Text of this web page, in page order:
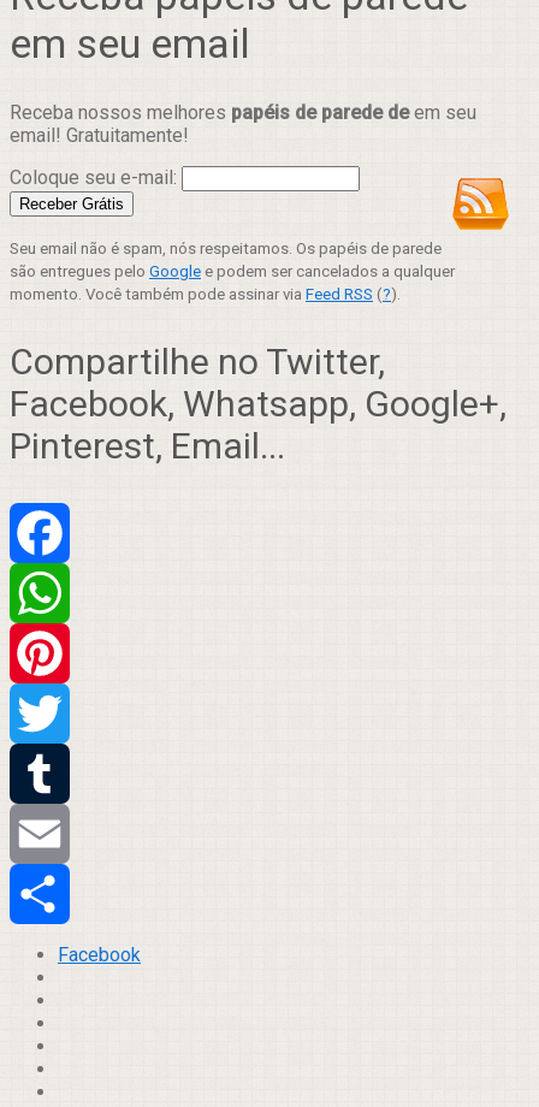
em seu email
Receba nossos melhores papéis de parede deem seu
email! Gratuitamente!
Coloque seu e-mail:
Seu email não é spam, nós respeitamos. Os papéis de parede
são entregues pelo Google e podem ser cancelados a qualquer
momento. Você também pode assinar via Feed RSS (?).
Compartilhe no Twitter,
Facebook, Whatsapp, Google+,
Pinterest, Email...
Facebook
WhatsApp
Pinterest
Twitter
Tumblr
Email
Compartilhar
Facebook